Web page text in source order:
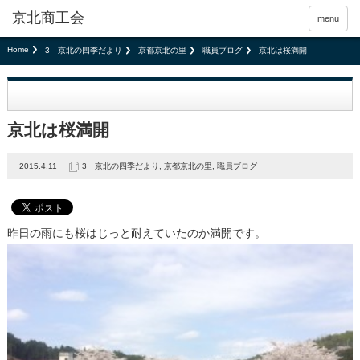
京北商工会 menu
Home 3 京北の四季だより 京都京北の里 職員ブログ 京北は桜満開
京北は桜満開
2015.4.11 3 京北の四季だより 京都京北の里 職員ブログ
昨日の雨にも桜はじっと耐えていたのか満開です。